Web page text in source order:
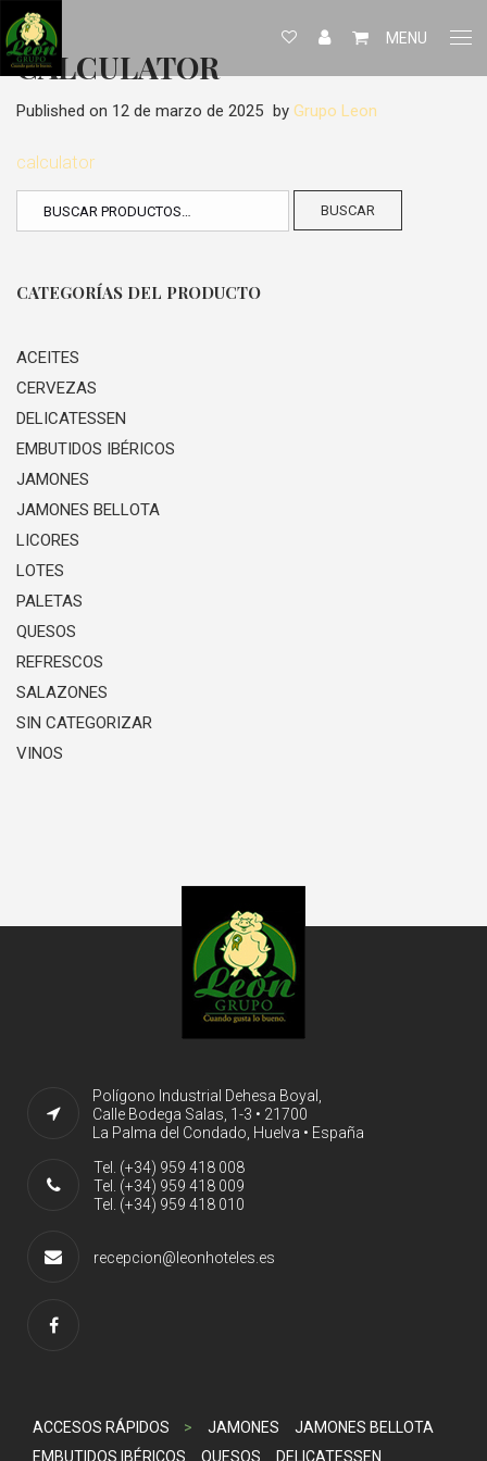
MENU
CALCULATOR
Published on 12 de marzo de 2025 by Grupo Leon
calculator
BUSCAR
CATEGORÍAS DEL PRODUCTO
ACEITES
CERVEZAS
DELICATESSEN
EMBUTIDOS IBÉRICOS
JAMONES
JAMONES BELLOTA
LICORES
LOTES
PALETAS
QUESOS
REFRESCOS
SALAZONES
SIN CATEGORIZAR
VINOS
Polígono Industrial Dehesa Boyal,
Calle Bodega Salas, 1-3 • 21700
La Palma del Condado, Huelva • España
Tel. (+34) 959 418 008
Tel. (+34) 959 418 009
Tel. (+34) 959 418 010
recepcion@leonhoteles.es
ACCESOS RÁPIDOS > JAMONES
JAMONES BELLOTA
EMBUTIDOS IBÉRICOS
QUESOS DELICATESSEN